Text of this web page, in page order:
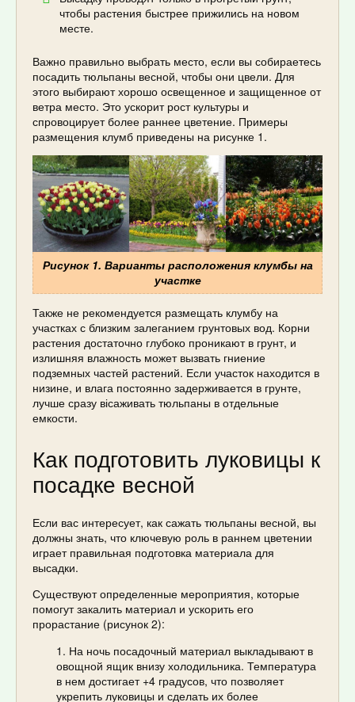
чтобы растения быстрее прижились на новом
месте.
Важно правильно выбрать место, если вы собираетесь
посадить тюльпаны весной, чтобы они цвели. Для
этого выбирают хорошо освещенное и защищенное от
ветра место. Это ускорит рост культуры и
спровоцирует более раннее цветение. Примеры
размещения клумб приведены на рисунке 1.
Рисунок 1. Варианты расположения клумбы на
участке
Также не рекомендуется размещать клумбу на
участках с близким залеганием грунтовых вод. Корни
растения достаточно глубоко проникают в грунт, и
излишняя влажность может вызвать гниение
подземных частей растений. Если участок находится в
низине, и влага постоянно задерживается в грунте,
лучше сразу вісаживать тюльпаны в отдельные
емкости.
Как подготовить луковицы к
посадке весной
Если вас интересует, как сажать тюльпаны весной, вы
должны знать, что ключевую роль в раннем цветении
играет правильная подготовка материала для
высадки.
Существуют определенные мероприятия, которые
помогут закалить материал и ускорить его
прорастание (рисунок 2):
На ночь посадочный материал выкладывают в
овощной ящик внизу холодильника. Температура
в нем достигает +4 градусов, что позволяет
укрепить луковицы и сделать их более